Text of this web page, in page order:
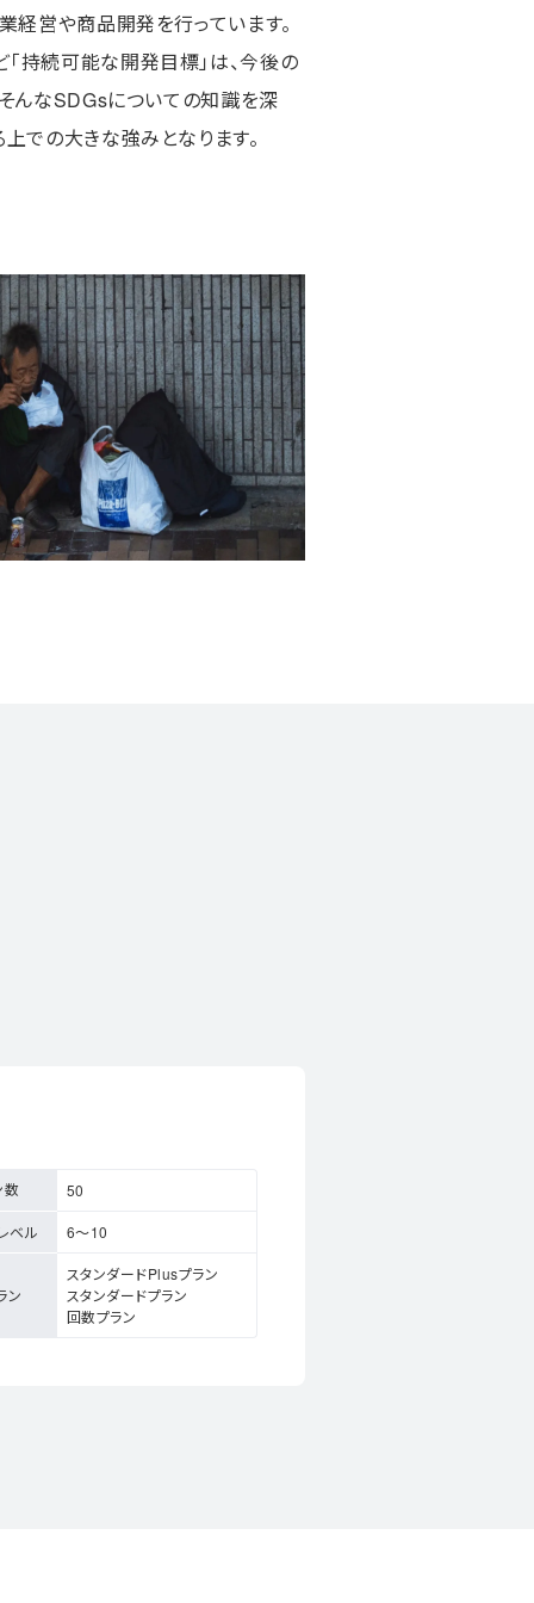
営や商品開発を行っています。
持続可能な開発目標」は、今後の
んなSDGsについての知識を深
での大きな強みとなります。
数 50
ベル 6〜10
ン
スタンダードPlusプラン
スタンダードプラン
回数プラン